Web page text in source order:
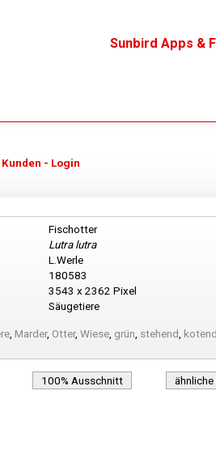
Sunbird Apps &
Kunden - Login
Fischotter
Lutra lutra
L.Werle
180583
3543 x 2362 Pixel
Säugetiere
, Marder, Otter, Wiese, grün, stehend, kotend
100% Ausschnitt